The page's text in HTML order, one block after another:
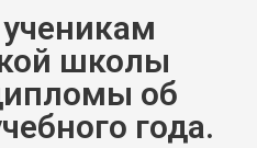
школы
об
года.